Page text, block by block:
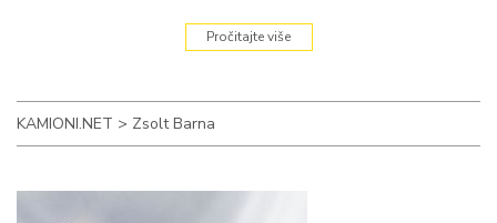
Pročitajte više
KAMIONI.NET > Zsolt Barna